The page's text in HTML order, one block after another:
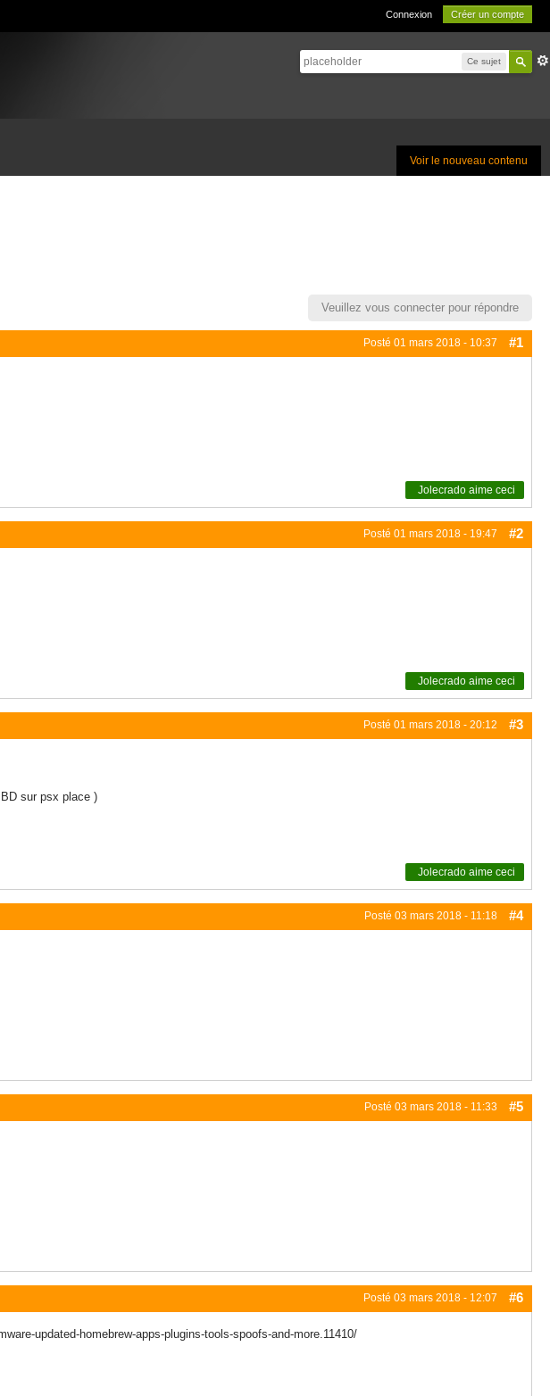
Connexion Créer un compte
Ce sujet
Voir le nouveau contenu
Veuillez vous connecter pour répondre
Posté 01 mars 2018 - 10:37 #1
Jolecrado aime ceci
Posté 01 mars 2018 - 19:47 #2
Jolecrado aime ceci
Posté 01 mars 2018 - 20:12 #3
sur psx place )
Jolecrado aime ceci
Posté 03 mars 2018 - 11:18 #4
Posté 03 mars 2018 - 11:33 #5
Posté 03 mars 2018 - 12:07 #6
updated-homebrew-apps-plugins-tools-spoofs-and-more.11410/